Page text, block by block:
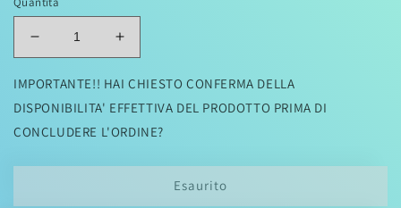
listino
Diminuisci
quantità
per
WARHAMMER
TACTICAL
Aumenta
quantità
per
WARHAMMER
TACTICAL
IMPORTANTE!! HAI CHIESTO CONFERMA DELLA
DISPONIBILITA' EFFETTIVA DEL PRODOTTO PRIMA DI
CONCLUDERE L'ORDINE?
Esaurito